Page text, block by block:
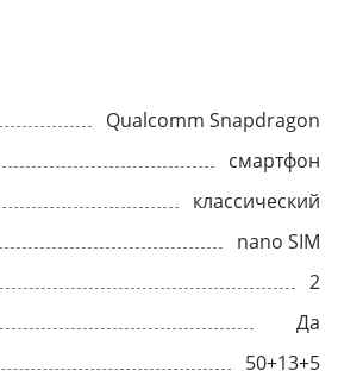
Qualcomm Snapdragon
смартфон
классический
nano SIM
2
Да
50+13+5